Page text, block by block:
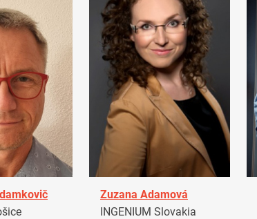
Zuzana Adamová
INGENIUM Slovakia